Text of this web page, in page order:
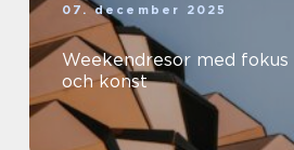
07. december 2025
Weekendresor med
och konst